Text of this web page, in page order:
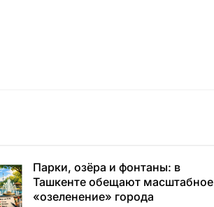
Парки, озёра и фонтаны: в
Ташкенте обещают масштабное
«озеленение» города